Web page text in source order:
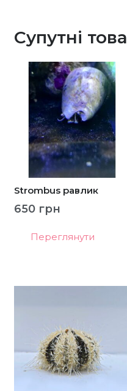
Супутні
Strombus равлик
650 грн
Переглянути